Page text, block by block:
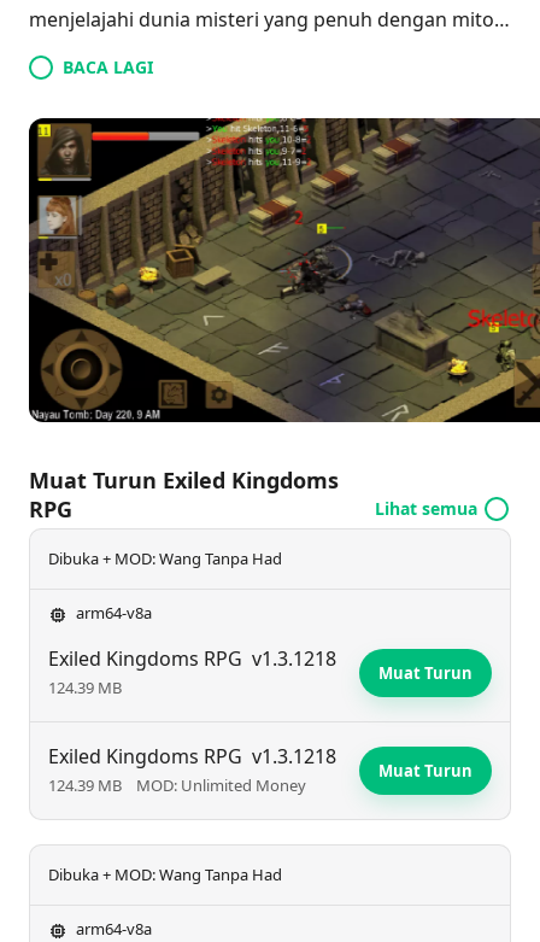
menjelajahi dunia misteri yang penuh dengan mitos.
Dalam alam ini, sebuah empayar yang pernah hebat
telah runtuh di bawah berat musuh yang tidak
henti-henti, meninggalkan hanya sisa-sisa
kemegahan yang terdahulu. Misi anda melibatkan
penyelidikan runtuhan purba, menghadapi pelbagai
makhluk yang menakutkan termasuk iblis dan
monster yang kini mendiami kawasan yang rosak
ini. Semasa anda menurun ke kedalaman gelap
dalam penjara, anda akan bertemu dengan zombie
dan rangka yang menjaga harta berharga yang
menunggu untuk diambil. Mewujudkan perpaduan
adalah penting untuk mengalahkan bos yang kuat,
boleh diperoleh dengan menukar kekayaan yang
anda temui. Permainan ini menawarkan
pertempuran yang mendebarkan, naratif yang
memastikan pengalaman yang mendalam untuk
setiap pemain.
BACA LAGI
Muat Turun Exiled Kingdoms
RPG
Lihat semua
Dibuka + MOD: Wang Tanpa Had
arm64-v8a
Exiled Kingdoms RPG v1.3.1218
124.39 MB
Muat Turun
Exiled Kingdoms RPG v1.3.1218
124.39 MB MOD: Unlimited Money
Muat Turun
Dibuka + MOD: Wang Tanpa Had
arm64-v8a